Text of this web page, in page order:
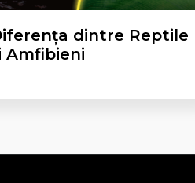
dintre Reptile
Amfibieni